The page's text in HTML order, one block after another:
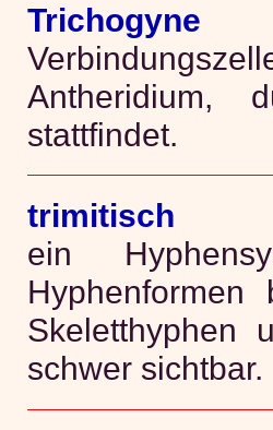
Trichogyne
Antheridium,
stattfindet.
trimitisch
ein
Skeletthyphen
schwer sichtbar.